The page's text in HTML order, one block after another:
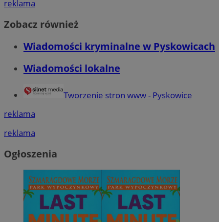
reklama
Zobacz również
Wiadomości kryminalne w Pyskowicach
Wiadomości lokalne
Tworzenie stron www - Pyskowice
reklama
reklama
Ogłoszenia